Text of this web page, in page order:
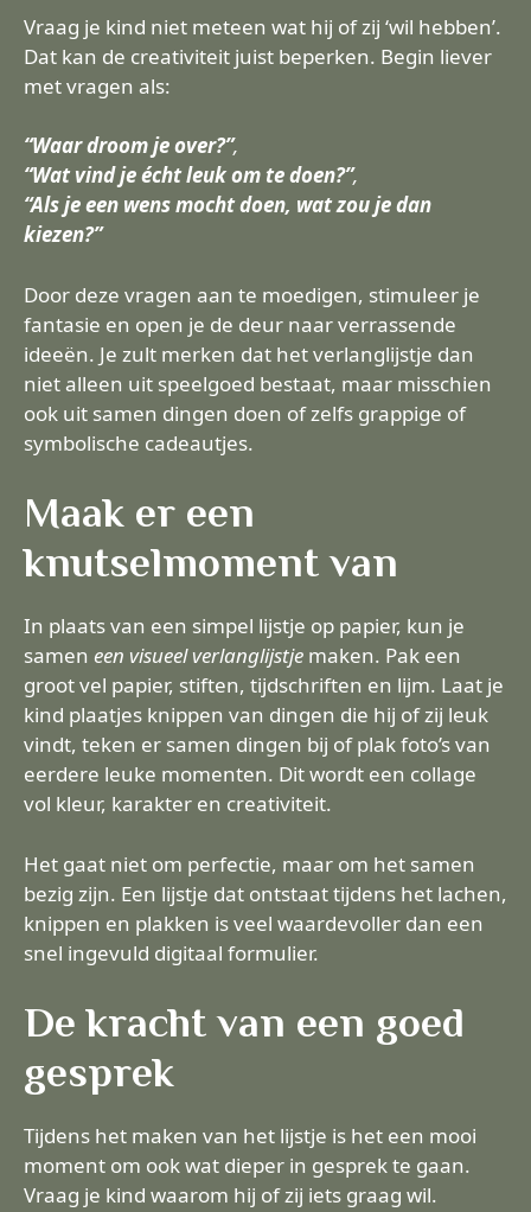
Vraag je kind niet meteen wat hij of zij ‘wil hebben’.
Dat kan de creativiteit juist beperken. Begin liever
met vragen als:
“Waar droom je over?”,
“Wat vind je écht leuk om te doen?”,
“Als je een wens mocht doen, wat zou je dan
kiezen?”
Door deze vragen aan te moedigen, stimuleer je
fantasie en open je de deur naar verrassende
ideeën. Je zult merken dat het verlanglijstje dan
niet alleen uit speelgoed bestaat, maar misschien
ook uit samen dingen doen of zelfs grappige of
symbolische cadeautjes.
Maak er een
knutselmoment van
In plaats van een simpel lijstje op papier, kun je
samen een visueel verlanglijstje maken. Pak een
groot vel papier, stiften, tijdschriften en lijm. Laat je
kind plaatjes knippen van dingen die hij of zij leuk
vindt, teken er samen dingen bij of plak foto’s van
eerdere leuke momenten. Dit wordt een collage
vol kleur, karakter en creativiteit.
Het gaat niet om perfectie, maar om het samen
bezig zijn. Een lijstje dat ontstaat tijdens het lachen,
knippen en plakken is veel waardevoller dan een
snel ingevuld digitaal formulier.
De kracht van een goed
gesprek
Tijdens het maken van het lijstje is het een mooi
moment om ook wat dieper in gesprek te gaan.
Vraag je kind waarom hij of zij iets graag wil.